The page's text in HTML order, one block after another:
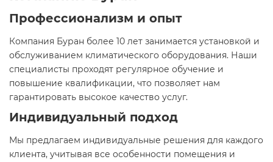
Профессионализм и опыт
Компания Буран более 10 лет занимается установкой и
обслуживанием климатического оборудования. Наши
специалисты проходят регулярное обучение и
повышение квалификации, что позволяет нам
гарантировать высокое качество услуг.
Индивидуальный подход
Мы предлагаем индивидуальные решения для каждого
клиента, учитывая все особенности помещения и